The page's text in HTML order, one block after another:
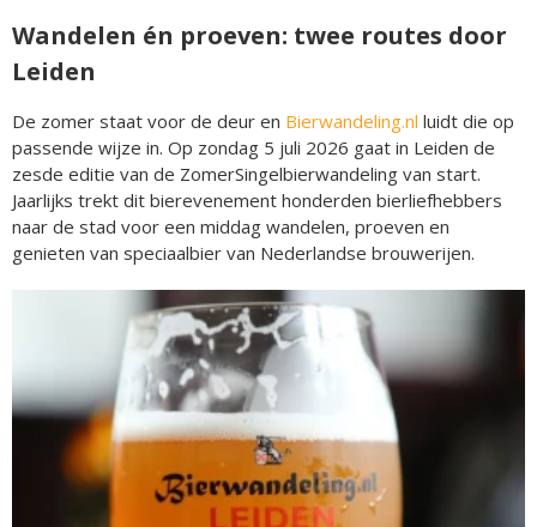
Wandelen én proeven: twee routes door
Leiden
De zomer staat voor de deur en Bierwandeling.nl luidt die op
passende wijze in. Op zondag 5 juli 2026 gaat in Leiden de
zesde editie van de ZomerSingelbierwandeling van start.
Jaarlijks trekt dit bierevenement honderden bierliefhebbers
naar de stad voor een middag wandelen, proeven en
genieten van speciaalbier van Nederlandse brouwerijen.